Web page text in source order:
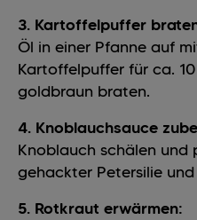
3. Kartoffelpuffer
Öl in einer Pfanne auf
Kartoffelpuffer für ca.
goldbraun braten.
4. Knoblauchsauce
Knoblauch schälen und
gehackter Petersilie
5. Rotkraut erwärmen: